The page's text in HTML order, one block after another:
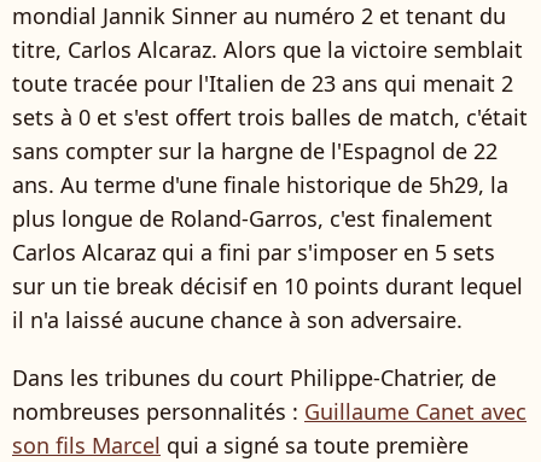
mondial Jannik Sinner au numéro 2 et tenant du
titre, Carlos Alcaraz. Alors que la victoire semblait
toute tracée pour l'Italien de 23 ans qui menait 2
sets à 0 et s'est offert trois balles de match, c'était
sans compter sur la hargne de l'Espagnol de 22
ans. Au terme d'une finale historique de 5h29, la
plus longue de Roland-Garros, c'est finalement
Carlos Alcaraz qui a fini par s'imposer en 5 sets
sur un tie break décisif en 10 points durant lequel
il n'a laissé aucune chance à son adversaire.
Dans les tribunes du court Philippe-Chatrier, de
nombreuses personnalités : Guillaume Canet avec
son fils Marcel qui a signé sa toute première